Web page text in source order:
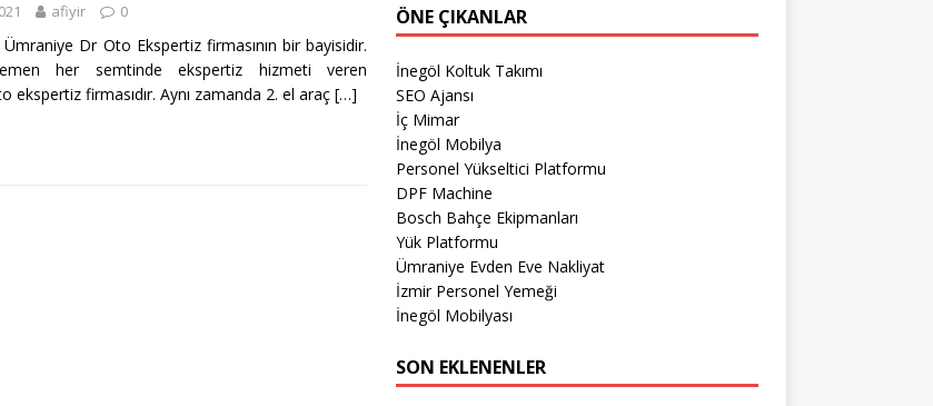
afiyir 0
Dr Oto Ekspertiz firmasının bir bayisidir.
her semtinde ekspertiz hizmeti veren
ekspertiz firmasıdır. Aynı zamanda 2. el araç […]
ÖNE ÇIKANLAR
İnegöl Koltuk Takımı
SEO Ajansı
İç Mimar
İnegöl Mobilya
Personel Yükseltici Platformu
DPF Machine
Bosch Bahçe Ekipmanları
Yük Platformu
Ümraniye Evden Eve Nakliyat
İzmir Personel Yemeği
İnegöl Mobilyası
SON EKLENENLER